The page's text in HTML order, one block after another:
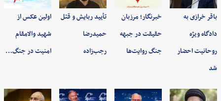
باقر خرازی به
دادگاه ویژه
روحانیت احضار
شد
خبرنگار؛ مرزبان
حقیقت در جبهه
جنگ روایت‌ها
تأیید ربایش و قتل
حمیدرضا
رجب‌زاده
اولین عکس از
شهید والامقام
امنیت در جنگ…